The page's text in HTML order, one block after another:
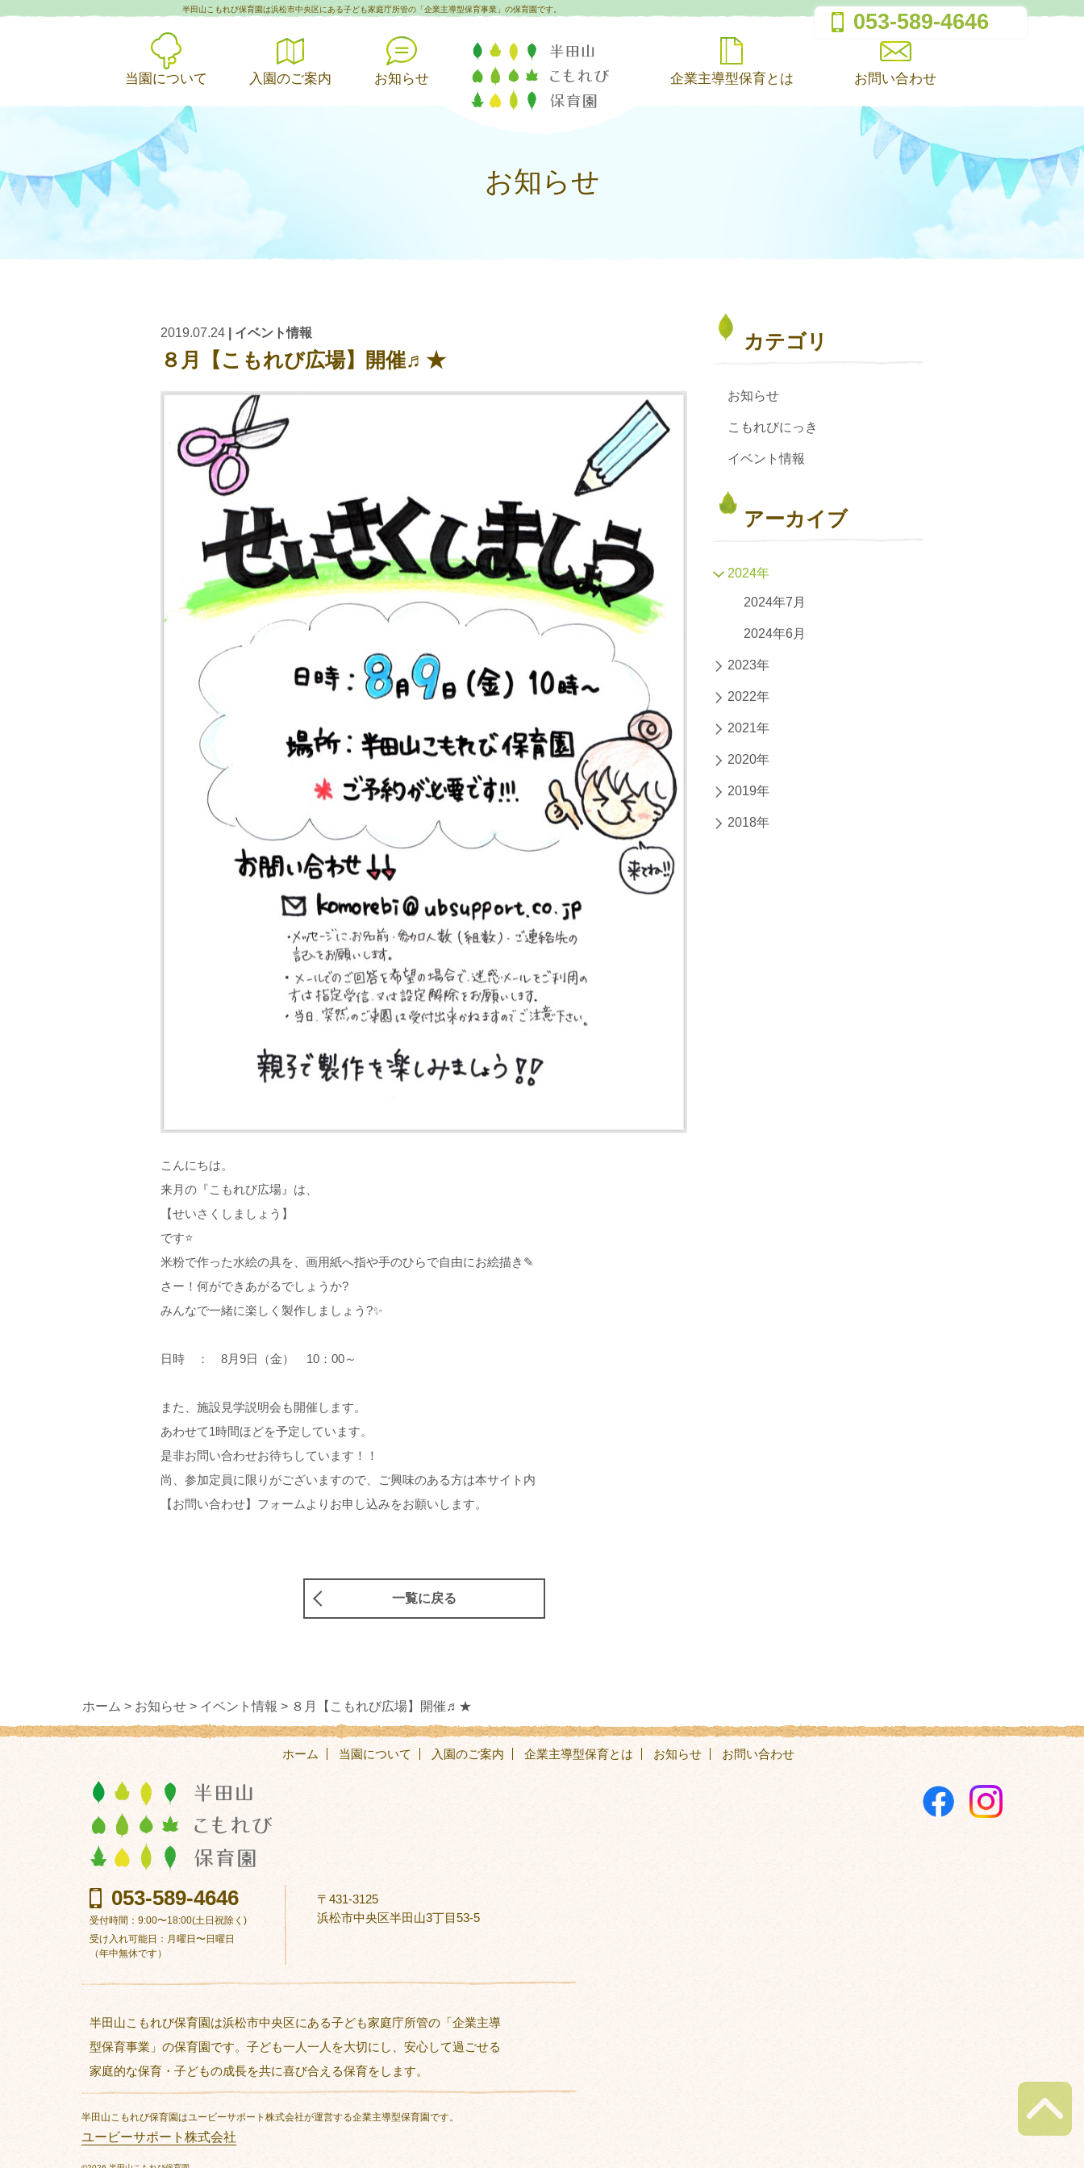
半田山こもれび保育園は浜松市中央区にある子ども家庭庁所管の「企業主導型保育事業」の保育園です。
053-589-4646
当園について 入園のご案内 お知らせ 企業主導型保育とは お問い合わせ
お知らせ
2019.07.24 イベント情報
８月【こもれび広場】開催♬★
こんにちは。
来月の『こもれび広場』は、
【せいさくしましょう】
です⭐
米粉で作った水絵の具を、画用紙へ指や手のひらで自由にお絵描き✎
さー！何ができあがるでしょうか?
みんなで一緒に楽しく製作しましょう?✨
日時 ： 8月9日（金） 10：00～
また、施設見学説明会も開催します。
あわせて1時間ほどを予定しています。
是非お問い合わせお待ちしています！！
尚、参加定員に限りがございますので、ご興味のある方は本サイト内
【お問い合わせ】フォームよりお申し込みをお願いします。
一覧に戻る
カテゴリ
お知らせ
こもれびにっき
イベント情報
アーカイブ
2024年
2024年7月
2024年6月
2023年
2022年
2021年
2020年
2019年
2018年
ホーム > お知らせ > イベント情報 > ８月【こもれび広場】開催♬★
ホーム 当園について 入園のご案内 企業主導型保育とは お知らせ お問い合わせ
053-589-4646
受付時間：9:00〜18:00(土日祝除く)
受け入れ可能日：月曜日〜日曜日
（年中無休です）
〒431-3125
浜松市中央区半田山3丁目53-5
半田山こもれび保育園は浜松市中央区にある子ども家庭庁所管の「企業主導
型保育事業」の保育園です。子ども一人一人を大切にし、安心して過ごせる
家庭的な保育・子どもの成長を共に喜び合える保育をします。
半田山こもれび保育園はユービーサポート株式会社が運営する企業主導型保育園です。
ユービーサポート株式会社